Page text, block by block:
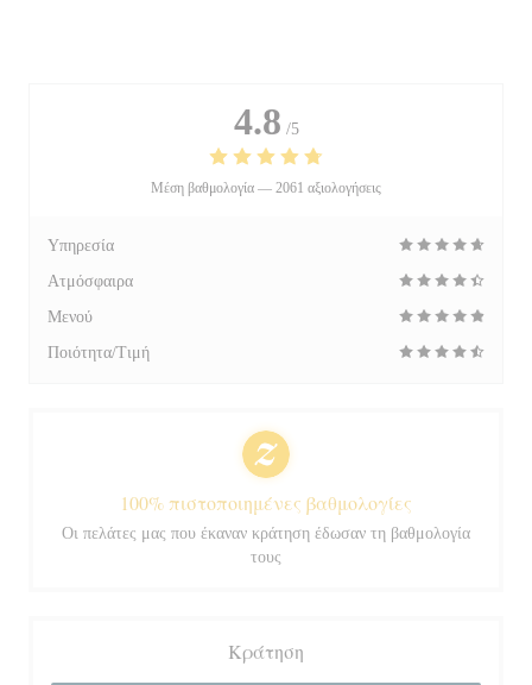
4.8 /5
Μέση βαθμολογία — 2061 αξιολογήσεις
Υπηρεσία
Ατμόσφαιρα
Μενού
Ποιότητα/Τιμή
100% πιστοποιημένες βαθμολογίες
Οι πελάτες μας που έκαναν κράτηση έδωσαν τη βαθμολογία
τους
Κράτηση